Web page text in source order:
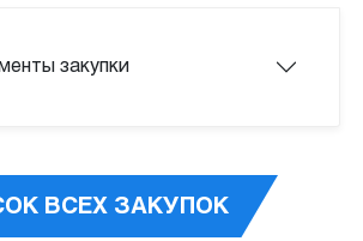
закупки
ВСЕХ ЗАКУПОК